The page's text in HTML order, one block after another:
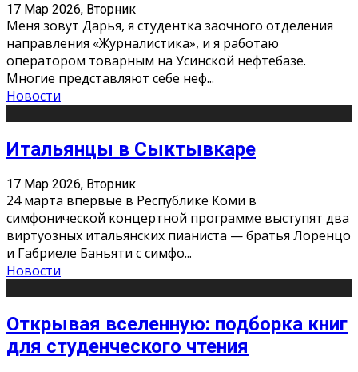
17 Мар 2026, Вторник
Меня зовут Дарья, я студентка заочного отделения
направления «Журналистика», и я работаю
оператором товарным на Усинской нефтебазе.
Многие представляют себе неф...
Новости
Итальянцы в Сыктывкаре
17 Мар 2026, Вторник
24 марта впервые в Республике Коми в
симфонической концертной программе выступят два
виртуозных итальянских пианиста — братья Лоренцо
и Габриеле Баньяти с симфо...
Новости
Открывая вселенную: подборка книг
для студенческого чтения